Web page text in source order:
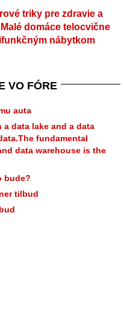
triky pre zdravie a
domáce telocvične
nábytkom
VO FÓRE
auta
data lake and a data
fundamental
data warehouse is the
bude?
tilbud